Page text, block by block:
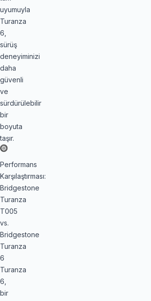
uyumuyla
Turanza
6,
sürüş
deneyiminizi
daha
güvenli
ve
sürdürülebilir
bir
boyuta
taşır.
Performans
Karşılaştırması:
Bridgestone
Turanza
T005
vs.
Bridgestone
Turanza
6
Turanza
6,
bir